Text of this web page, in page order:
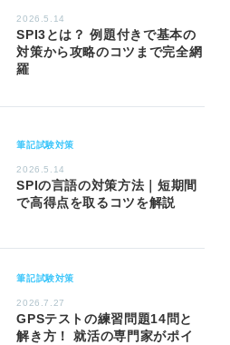
2026.5.14
SPI3とは？ 例題付きで基本の
対策から攻略のコツまで完全網
羅
筆記試験対策
2026.5.14
SPIの言語の対策方法｜短期間
で高得点を取るコツを解説
筆記試験対策
2026.7.27
GPSテストの練習問題14問と
解き方！ 就活の専門家がポイ